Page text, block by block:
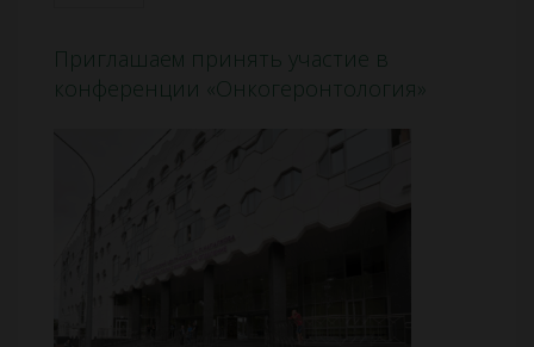
Приглашаем принять участие в
конференции «Онкогеронтология»